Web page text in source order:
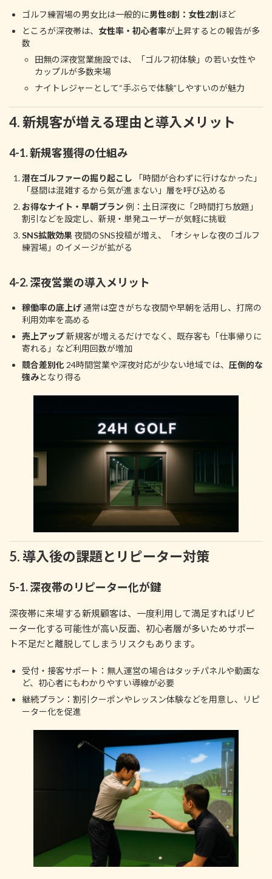
ゴルフ練習場の男女比は一般的に男性8割：女性2割ほど
ところが深夜帯は、 女性率・初心者率が上昇するとの報告が多
数
田無の深夜営業施設では、「ゴルフ初体験」の若い女性や
カップルが多数来場
ナイトレジャーとして“手ぶらで体験”しやすいのが魅力
4. 新規客が増える理由と導入メリット
4-1. 新規客獲得の仕組み
潜在ゴルファーの掘り起こし 「時間が合わずに行けなかった」
「昼間は混雑するから気が進まない」層を呼び込める
お得なナイト・早朝プラン 例：土日深夜に「2時間打ち放題」
割引などを設定し、新規・単発ユーザーが気軽に挑戦
SNS拡散効果 夜間のSNS投稿が増え、「オシャレな夜のゴルフ
練習場」のイメージが拡がる
4-2. 深夜営業の導入メリット
稼働率の底上げ 通常は空きがちな夜間や早朝を活用し、打席の
利用効率を高める
売上アップ新規客が増えるだけでなく、既存客も「仕事帰りに
寄れる」など利用回数が増加
競合差別化 24時間営業や深夜対応が少ない地域では、 圧倒的な
強みとなり得る
5. 導入後の課題とリピーター対策
5-1. 深夜帯のリピーター化が鍵
深夜帯に来場する新規顧客は、一度利用して満足すればリピ
ーター化する可能性が高い反面、初心者層が多いためサポー
ト不足だと離脱してしまうリスクもあります。
受付・接客サポート：無人運営の場合はタッチパネルや動画な
ど、初心者にもわかりやすい導線が必要
継続プラン：割引クーポンやレッスン体験などを用意し、リピ
ーター化を促進